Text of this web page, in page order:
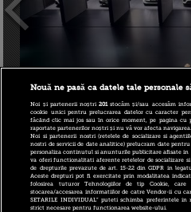
Nouă ne pasă ca datele tale personale
Noi și partenerii noștri201stocăm și/sau accesăm
cookie unici pentru prelucrarea datelor cu caracter
făcând clic mai jos sau în orice moment, pe pagina cu
raportate partenerilor noștri și nu vă vor afecta navigarea.
Noi si partenerii nostri (retelele de socializare si
nostri de servicii de date analitice) prelucram date
personaliza continutul si anunturile publicitare afisate
va oferi functionalitati aferente retelelor de socializare
de drepturile prevazute de art. 15-22 din GDPR in
Aceste drepturi pot fi exercitate prin modalitatea
folosirea tuturor Tehnologiilor de tip Cookie,
stocarea/accesarea informatiilor de catre Vendor-ii cu
SETARILE INDIVIDUAL” puteti schimba preferintele
strict necesare pentru functionarea website-ului.